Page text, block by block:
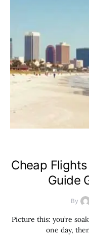
Cheap
Guide
By
Picture this: you’re
one day,